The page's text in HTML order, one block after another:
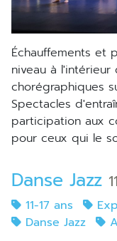
échauffements et perfectionnement technique par
niveau à
chorégraphiques
Spectacles
participation aux
pour ceux qui le
Danse Jazz
11-17 ans
Danse Jazz